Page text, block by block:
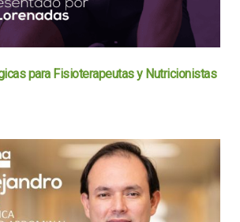
para Fisioterapeutas y Nutricionistas